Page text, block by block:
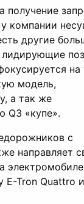
получение
у компании
другие
модель,
а так же
Q3 «купе».
с
направляет
E-Tron Quattro